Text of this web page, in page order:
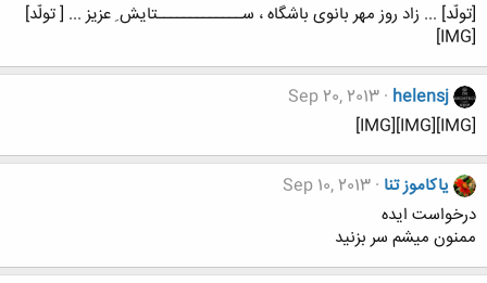
[تولّد] ... زاد روز مهر بانوی باشگاه ، ســـــــــــــتایش ِ عزیز ... [ تولّد]
[IMG]
helensj
Sep 20, 2013
[IMG][IMG][IMG]
یاکاموز تنا Sep 10, 2013
درخواست ایده
ممنون میشم سر بزنید